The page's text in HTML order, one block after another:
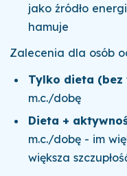
jako źródło
hamuje
Zalecenia dla osób
Tylko dieta (bez
m.c./dobę
Dieta +
m.c./dobę - im
większa